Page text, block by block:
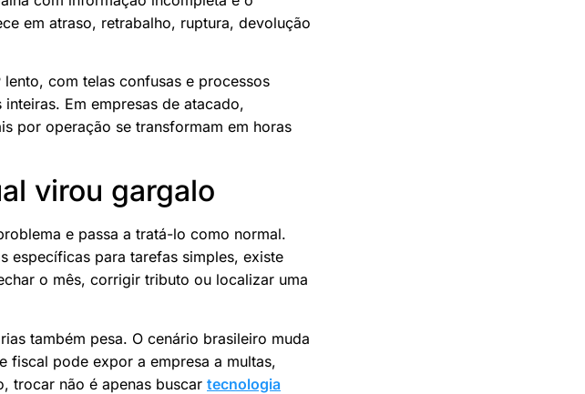
em atraso, retrabalho, ruptura, devolução
com telas confusas e processos
Em empresas de atacado,
por operação se transformam em horas
virou gargalo
e passa a tratá-lo como normal.
específicas para tarefas simples, existe
o mês, corrigir tributo ou localizar uma
também pesa. O cenário brasileiro muda
fiscal pode expor a empresa a multas,
trocar não é apenas buscar tecnologia